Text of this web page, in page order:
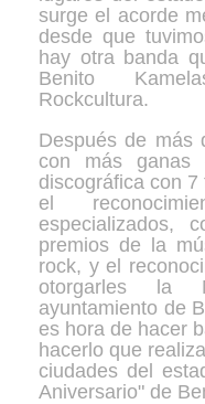
surge el acorde
desde que
hay otra banda
Benito
Rockcultura.
Después de más
con más ganas
discográfica con
el
especializados,
premios de la
rock, y el
otorgarles la
ayuntamiento de
es hora de hacer
hacerlo que
ciudades del
Aniversario" de